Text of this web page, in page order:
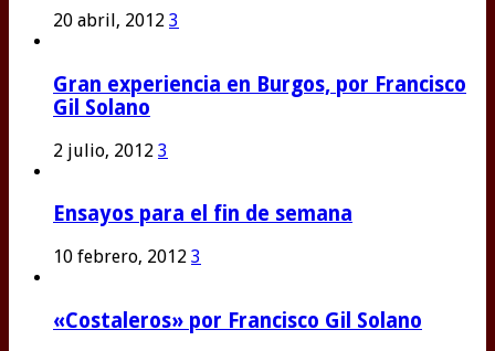
20 abril, 2012 3
Gran experiencia en Burgos, por Francisco
Gil Solano
2 julio, 2012 3
Ensayos para el fin de semana
10 febrero, 2012 3
«Costaleros» por Francisco Gil Solano